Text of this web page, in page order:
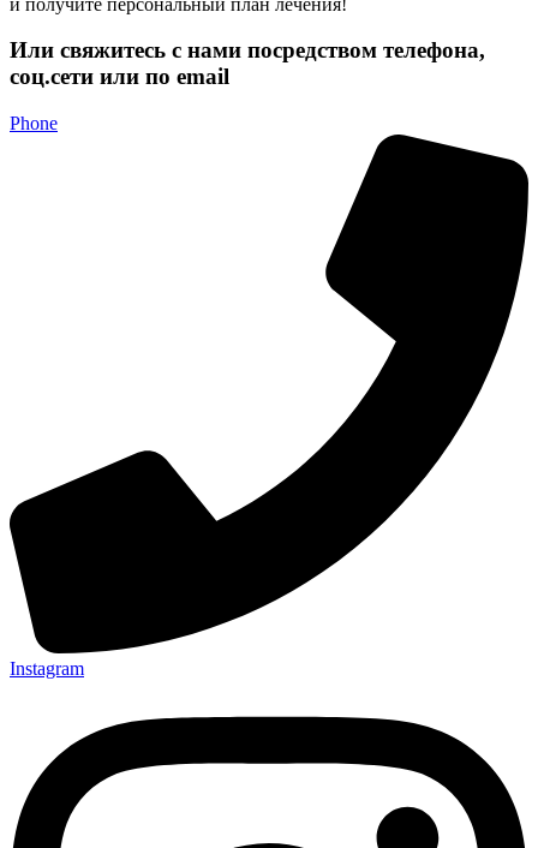
Или свяжитесь с нами посредством телефона,
соц.сети или по email
Phone
Instagram